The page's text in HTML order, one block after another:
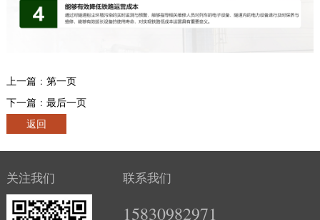
上一篇 : 第一页
下一篇 : 最后一页
返回
关注我们 联系我们
15830982971